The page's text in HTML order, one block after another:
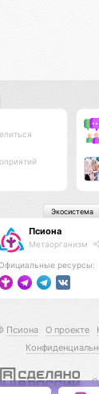
Псиона
Метаорганизм
ресурсы:
Экосистема
Псиона О проекте
С